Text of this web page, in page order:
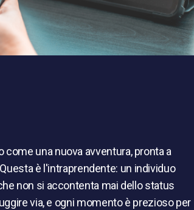
una nuova avventura, pronta a
è l'intraprendente: un individuo
non si accontenta mai dello status
via, e ogni momento è prezioso per